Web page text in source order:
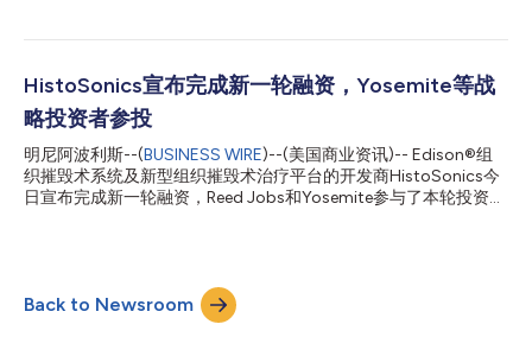
破坏。该系统利用聚焦超声的机械特性（称为组织摧毁术），在单
手术或辐射，且与传统疗法相比，副作用可能更少。 此次CE认证
建立在越来越多的监管许可基础之上，并得到了不断积累的临床证
据的支持，这些证据证明了组织摧毁术在治疗肝脏肿瘤方面的安全
性和有效性。旨在评估Edison系统的临床研究已表明，该系统能够
精准靶向并破坏肝脏肿瘤，同时保持良好的安全性，避免了传统热
消融或外科手术方法带来的许多并发症。 该获批部分基于
#HOPE4LIVER关键性临床试验的临床数据。该试验在美国和欧洲
HistoSonics宣布完成新一轮融资，Yosemite等战
略投资者参投
明尼阿波利斯--(BUSINESS WIRE)--(美国商业资讯)-- Edison®组
织摧毁术系统及新型组织摧毁术治疗平台的开发商HistoSonics今
日宣布完成新一轮融资，Reed Jobs和Yosemite参与了本轮投资，
续扩大组织摧毁术在肝脏肿瘤治疗中的临床应用，并迅速推进其无
创平台在实体瘤领域的其他应用。 HistoSonics董事长兼首席执行
官Mike Blue表示：“打造一家划时代的公司需要合作伙伴，而合作
Back to Newsroom